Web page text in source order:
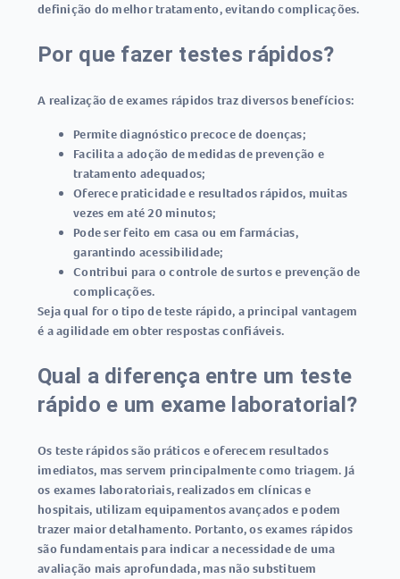
definição do melhor tratamento, evitando complicações.
Por que fazer testes rápidos?
A realização de exames rápidos traz diversos benefícios:
Permite diagnóstico precoce de doenças;
Facilita a adoção de medidas de prevenção e
tratamento adequados;
Oferece praticidade e resultados rápidos, muitas
vezes em até 20 minutos;
Pode ser feito em casa ou em farmácias,
garantindo acessibilidade;
Contribui para o controle de surtos e prevenção de
complicações.
Seja qual for o tipo de teste rápido, a principal vantagem
é a agilidade em obter respostas confiáveis.
Qual a diferença entre um teste
rápido e um exame laboratorial?
Os teste rápidossão práticos e oferecem resultados
imediatos, mas servem principalmente como triagem. Já
os exames laboratoriais, realizados em clínicas e
hospitais, utilizam equipamentos avançados e podem
trazer maior detalhamento. Portanto, os exames rápidos
são fundamentais para indicar a necessidade de uma
avaliação mais aprofundada, mas não substituem